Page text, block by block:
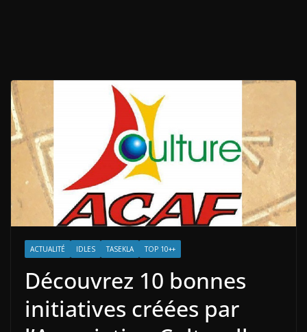
ACTUALITÉ IDLES TASEKLA TOP 10++
Découvrez 10 bonnes
initiatives créées par